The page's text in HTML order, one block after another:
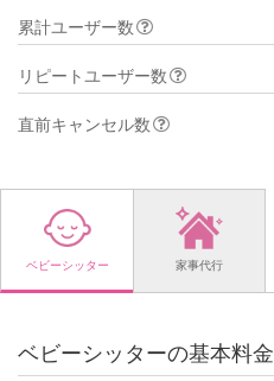
累計ユーザー数
リピートユーザー数
直前キャンセル数
ベビーシッター 家事代行
ベビーシッターの基本料金